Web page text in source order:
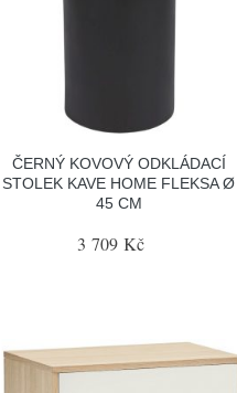
ČERNÝ KOVOVÝ ODKLÁDACÍ
STOLEK KAVE HOME FLEKSA Ø
45 CM
3 709 Kč